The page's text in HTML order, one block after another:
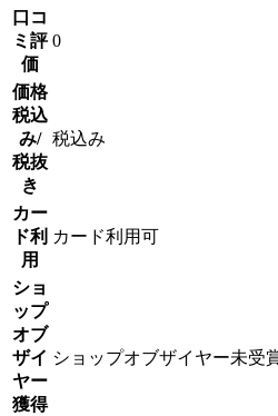
口コ
ミ評
価
0
価格
税込
み/
税抜
き
税込み
カー
ド利
用
カード利用可
ショ
ップ
オブ
ザイ
ヤー
獲得
ショップオブザイヤー未受